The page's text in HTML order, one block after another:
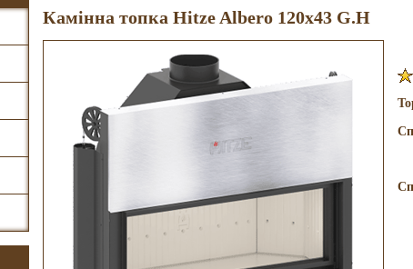
Камінна топка Hitze Albero 120x43 G.H